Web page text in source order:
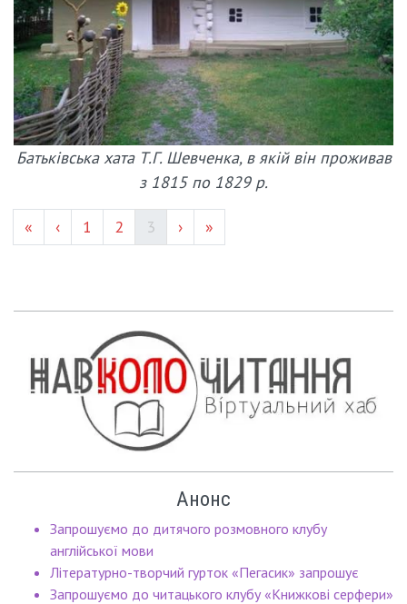
Батьківська хата Т.Г. Шевченка, в якій він проживав
з 1815 по 1829 р.
« ‹ Page #
1 Page #
2 (current)
3 › »
Анонс
Запрошуємо до дитячого розмовного клубу
англійської мови
Літературно-творчий гурток «Пегасик» запрошує
Запрошуємо до читацького клубу «Книжкові серфери»